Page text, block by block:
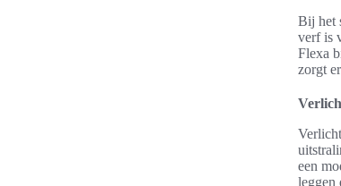
Bij het
verf is
Flexa
zorgt
een
leggen